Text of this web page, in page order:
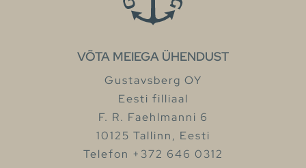
VÕTA MEIEGA ÜHENDUST
Gustavsberg OY
Eesti filliaal
F. R. Faehlmanni 6
10125 Tallinn, Eesti
Telefon +372 646 0312